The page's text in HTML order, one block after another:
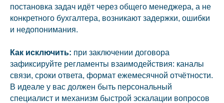
постановка задач идёт через общего менеджера, а не
конкретного бухгалтера, возникают задержки, ошибки
и недопонимания.
Как исключить: при заключении договора
зафиксируйте регламенты взаимодействия: каналы
связи, сроки ответа, формат ежемесячной отчётности.
В идеале у вас должен быть персональный
специалист и механизм быстрой эскалации вопросов